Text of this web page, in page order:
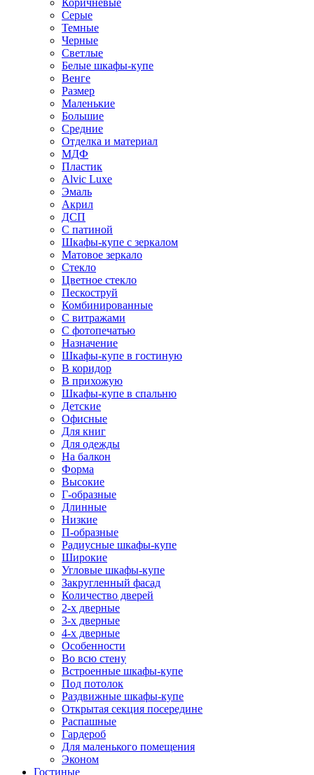
Коричневые
Серые
Темные
Черные
Светлые
Белые шкафы-купе
Венге
Размер
Маленькие
Большие
Средние
Отделка и материал
МДФ
Пластик
Alvic Luxe
Эмаль
Акрил
ДСП
С патиной
Шкафы-купе с зеркалом
Матовое зеркало
Стекло
Цветное стекло
Пескоструй
Комбинированные
С витражами
С фотопечатью
Назначение
Шкафы-купе в гостиную
В коридор
В прихожую
Шкафы-купе в спальню
Детские
Офисные
Для книг
Для одежды
На балкон
Форма
Высокие
Г-образные
Длинные
Низкие
П-образные
Радиусные шкафы-купе
Широкие
Угловые шкафы-купе
Закругленный фасад
Количество дверей
2-х дверные
3-х дверные
4-х дверные
Особенности
Во всю стену
Встроенные шкафы-купе
Под потолок
Раздвижные шкафы-купе
Открытая секция посередине
Распашные
Гардероб
Для маленького помещения
Эконом
Гостиные